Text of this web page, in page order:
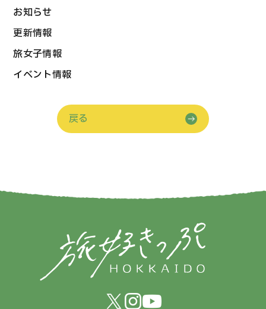
お知らせ
更新情報
旅女子情報
イベント情報
戻る